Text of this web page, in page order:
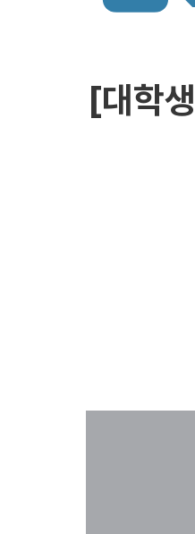
[대학